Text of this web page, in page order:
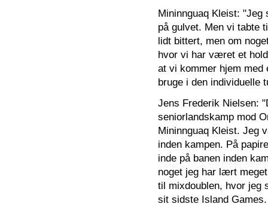
Mininnguaq Kleist:
på gulvet. Men vi tabte
lidt bittert, men om
hvor vi har været et
at vi kommer hjem med
bruge i den individuelle
Jens Frederik Nielsen:
seniorlandskamp mod
Mininnguaq Kleist. Jeg
inden kampen. På
inde på banen inden
noget jeg har lært
til mixdoublen, hvor jeg
sit sidste Island